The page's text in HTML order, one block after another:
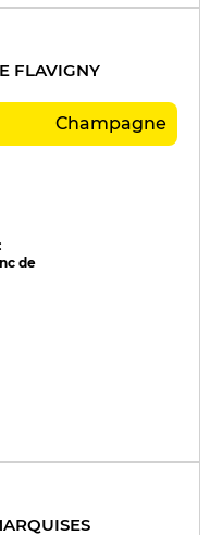
FLAVIGNY
Champagne
de